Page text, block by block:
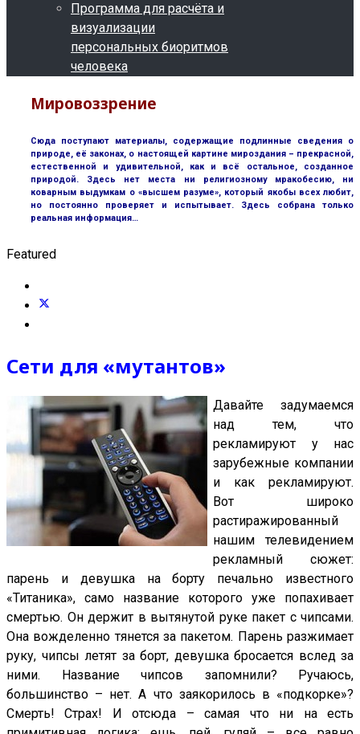
Программа для расчёта и
визуализации
персональных биоритмов
человека
Мировоззрение
Сюда поступают материалы, содержащие подлинные сведения о
природе, её законах, о настоящей картине мироздания – прекрасной,
естественной и удивительной, как и всё остальное, созданное
природой. Здесь нет места ни религиозному мракобесию, ни
коварным выдумкам о «высшем разуме», который якобы всех любит,
но постоянно проверяет и испытывает. Здесь собрана только
реальная информация…
Featured
Сети для «мутантов»
Давайте задумаемся
над тем, что
рекламируют у нас
зарубежные компании
и как рекламируют.
Вот широко
растиражированный
нашим телевидением
рекламный сюжет:
парень и девушка на борту печально известного
«Титаника», само название которого уже попахивает
смертью. Он держит в вытянутой руке пакет с чипсами.
Она вожделенно тянется за пакетом. Парень разжимает
руку, чипсы летят за борт, девушка бросается вслед за
ними. Название чипсов запомнили? Ручаюсь,
большинство – нет. А что заякорилось в «подкорке»?
Смерть! Страх! И отсюда – самая что ни на есть